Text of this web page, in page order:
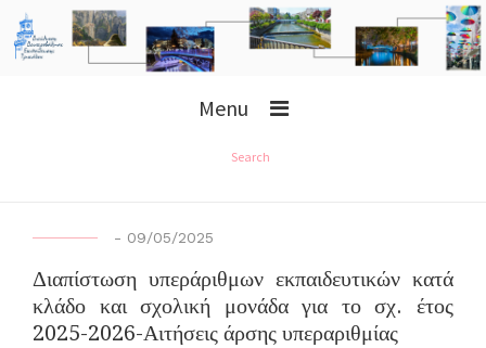
Menu
Search
- 09/05/2025
Διαπίστωση υπεράριθμων εκπαιδευτικών κατά
κλάδο και σχολική μονάδα για το σχ. έτος
2025-2026-Αιτήσεις άρσης υπεραριθμίας